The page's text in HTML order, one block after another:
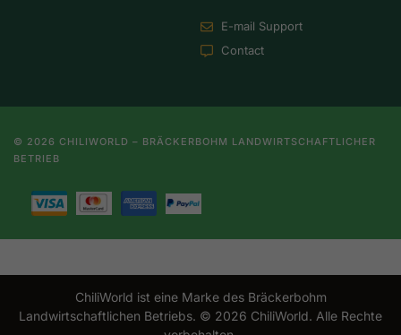
E-mail Support
Contact
© 2026 CHILIWORLD – BRÄCKERBOHM LANDWIRTSCHAFTLICHER
BETRIEB
ChiliWorld ist eine Marke des Bräckerbohm
Landwirtschaftlichen Betriebs. © 2026 ChiliWorld. Alle Rechte